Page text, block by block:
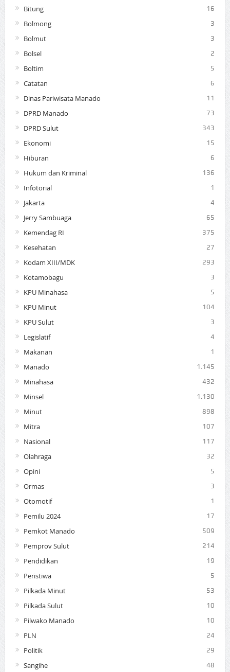
Bitung 16
Bolmong 3
Bolmut 3
Bolsel 2
Boltim 5
Catatan 6
Dinas Pariwisata Manado 11
DPRD Manado 73
DPRD Sulut 343
Ekonomi 15
Hiburan 6
Hukum dan Kriminal 136
Infotorial 1
Jakarta 4
Jerry Sambuaga 65
Kemendag RI 375
Kesehatan 27
Kodam XIII/MDK 293
Kotamobagu 3
KPU Minahasa 5
KPU Minut 104
KPU Sulut 3
Legislatif 4
Makanan 1
Manado 1.145
Minahasa 432
Minsel 1.130
Minut 898
Mitra 107
Nasional 117
Olahraga 32
Opini 5
Ormas 3
Otomotif 1
Pemilu 2024 17
Pemkot Manado 509
Pemprov Sulut 214
Pendidikan 19
Peristiwa 5
Pilkada Minut 53
Pilkada Sulut 10
Pilwako Manado 10
PLN 24
Politik 29
Sangihe 48